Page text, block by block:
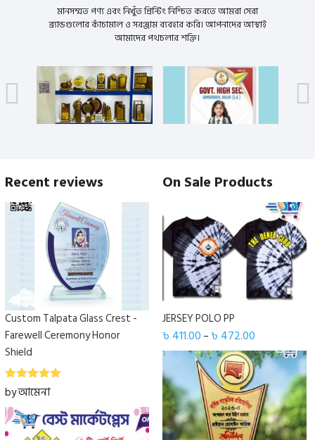
মানসম্মত পণ্য এবং নিখুঁত প্রিন্টিং নিশ্চিত করতে আমরা সেরা
ব্র্যান্ডগুলোর কাঁচামাল ও সরঞ্জাম ব্যবহার করি। আপনাদের আস্থাই
আমাদের পথচলার শক্তি।
Recent reviews
​
Custom Talpata Glass Crest -
Farewell Ceremony Honor
Shield
Rated5out
of 5
by আমেনা
On Sale Products
JERSEY POLO PP
৳ 411.00 –৳ 472.00